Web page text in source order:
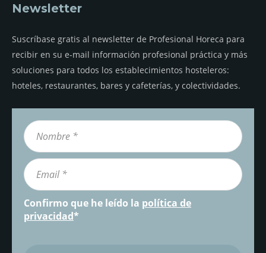
Newsletter
Suscríbase gratis al newsletter de Profesional Horeca para
recibir en su e-mail información profesional práctica y más
soluciones para todos los establecimientos hosteleros:
hoteles, restaurantes, bares y cafeterías, y colectividades.
Confirmo que he leído la política de
privacidad*